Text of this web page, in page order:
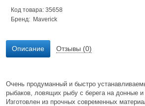
Код товара: 35658
Бренд: Maverick
Описание Отзывы (0)
Очень продуманный и быстро
рыбаков, ловящих рыбу с берега на донные и
Изготовлен из прочных современных